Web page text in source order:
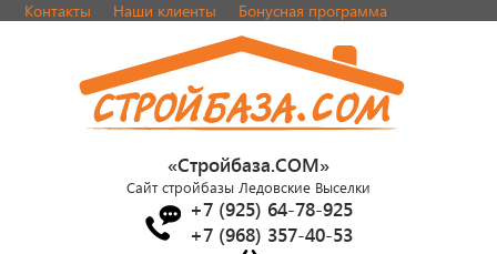
Контакты Наши клиенты Бонусная программа
«Стройбаза.COM»
Сайт стройбазы Ледовские Выселки
+7 (925) 64-78-925
+7 (968) 357-40-53